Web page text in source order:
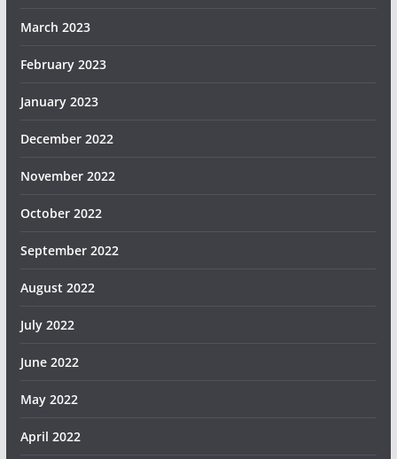
March 2023
February 2023
January 2023
December 2022
November 2022
October 2022
September 2022
August 2022
July 2022
June 2022
May 2022
April 2022